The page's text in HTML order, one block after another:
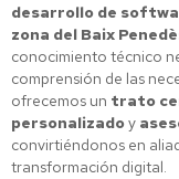
desarrollo de
zona del Baix
conocimiento técnico
comprensión de las
ofrecemos un trato
personalizadoy
convirtiéndonos en
transformación digital.